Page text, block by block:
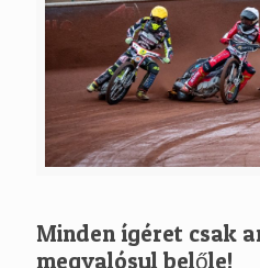
Minden ígéret csak
megvalósul belőle!